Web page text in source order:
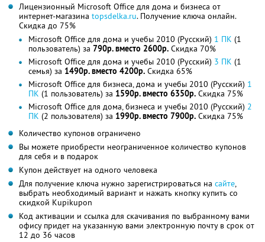
Лицензионный Microsoft Office для дома и бизнеса от
интернет-магазина topsdelka.ru. Получение ключа онлайн.
Скидка до 75%
Microsoft Office для дома и учебы 2010 (Русский) 1 ПК (1
пользователь) за 790р. вместо 2600р. Скидка 70%
Microsoft Office для дома и учебы 2010 (Русский) 3 ПК (1
семья) за 1490р. вместо 4200р. Скидка 65%
Microsoft Office для бизнеса, дома и учебы 2010 (Русский) 1
ПК (1 пользователь) за 1590р. вместо 6350р. Скидка 75%
Microsoft Office для дома, бизнеса и учебы 2010 (Русский) 2
ПК (2 пользователя) за 1990р. вместо 7900р. Скидка 75%
Количество купонов ограничено
Вы можете приобрести неограниченное количество купонов
для себя и в подарок
Купон действует на одного человека
Для получение ключа нужно зарегистрироваться на сайте,
выбрать необходимый вариант и нажать кнопку купить со
скидкой Kupikupon
Код активации и ссылка для скачивания по выбранному вами
офису придет на указанную вами электронную почту в срок от
12 до 36 часов